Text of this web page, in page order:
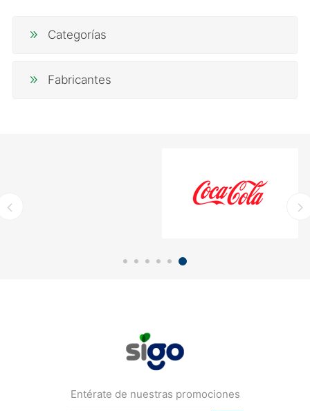
Categorías
Fabricantes
Entérate de nuestras promociones